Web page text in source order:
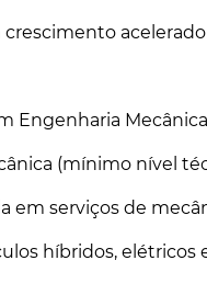
Engenharia
(mínimo nível
em serviços de
híbridos, elétricos